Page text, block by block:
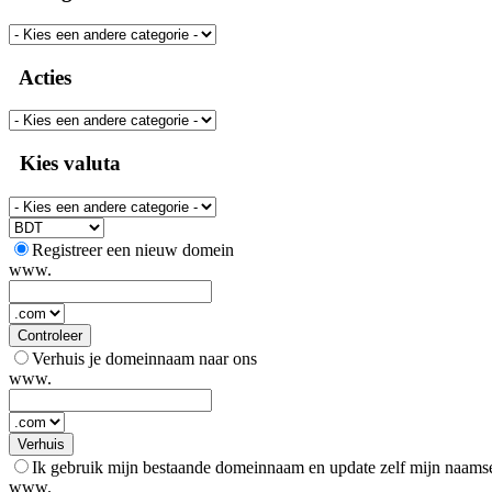
Acties
Kies valuta
Registreer een nieuw domein
www.
Controleer
Verhuis je domeinnaam naar ons
www.
Verhuis
Ik gebruik mijn bestaande domeinnaam en update zelf mijn
www.